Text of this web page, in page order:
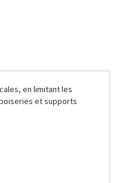
en limitant les
et supports